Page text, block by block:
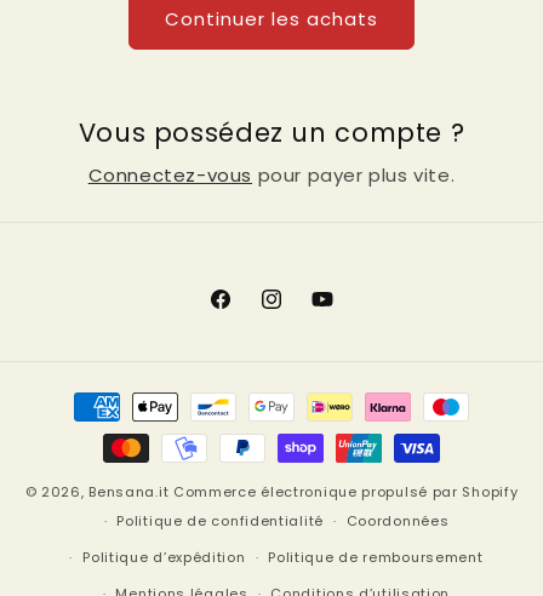
Continuer les achats
Vous possédez un compte ?
Connectez-vous pour payer plus vite.
FacebookInstagramYouTube
Moyens
paiement
© 2026, Bensana.it Commerce électronique propulsé par Shopify
Politique de confidentialité
Coordonnées
Politique d’expédition
Politique de remboursement